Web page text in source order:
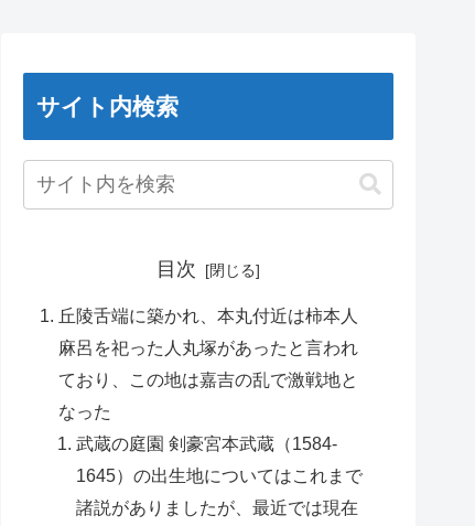
サイト内検索
目次
丘陵舌端に築かれ、本丸付近は柿本人
麻呂を祀った人丸塚があったと言われ
ており、この地は嘉吉の乱で激戦地と
なった
武蔵の庭園 剣豪宮本武蔵（1584-
1645）の出生地についてはこれまで
諸説がありましたが、最近では現在